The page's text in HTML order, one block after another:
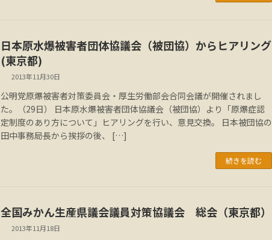
日本原水爆被害者団体協議会（被団協）からヒアリング
(東京都)
2013年11月30日
公明党原爆被害者対策委員会・厚生労働部会合同会議が開催されまし
た。（29日） 日本原水爆被害者団体協議会（被団協）より「原爆症認
定制度のあり方について」ヒアリングを行い、意見交換。 日本被団協の
田中事務局長から挨拶の後、 […]
続きを読む
全国みかん生産県議会議員対策協議会 総会（東京都）
2013年11月18日